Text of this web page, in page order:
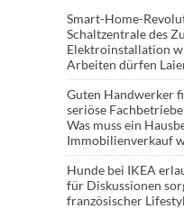
Smart-Home-
Schaltzentrale des
Elektroinstallation
Arbeiten dürfen
Guten Handwerker
seriöse Fachbetriebe
Was muss ein
Immobilienverkauf
Hunde bei IKEA
für Diskussionen
französischer